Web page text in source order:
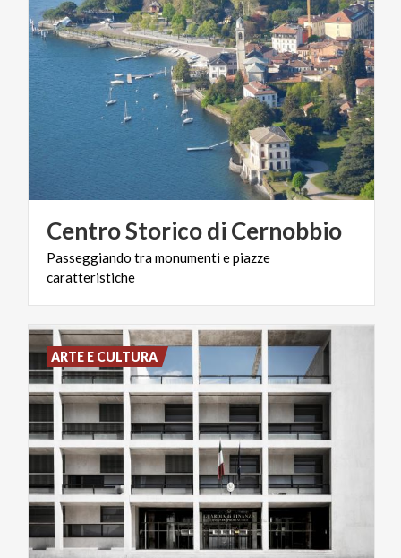
CentroStoricodi Cernobbio
Passeggiando tramonumentiepiazze
caratteristiche
ARTE E CULTURA